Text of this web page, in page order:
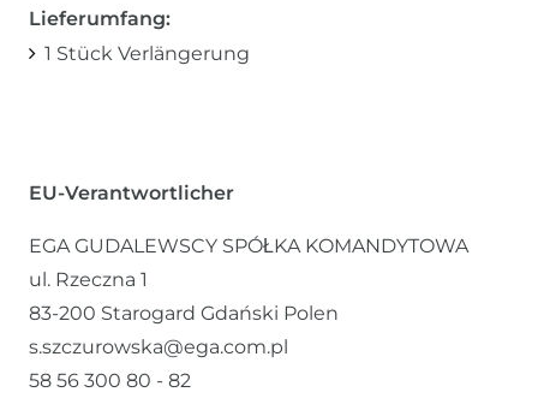
Lieferumfang:
1 Stück Verlängerung
EU-Verantwortlicher
EGA GUDALEWSCY SPÓŁKA KOMANDYTOWA
ul. Rzeczna 1
83-200 Starogard Gdański Polen
s.szczurowska@ega.com.pl
58 56 300 80 - 82